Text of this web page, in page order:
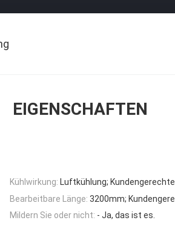
EIGENSCHAFTEN
Kühlwirkung: Luftkühlung;
Bearbeitbare Länge: 3200mm;
Mildern Sie oder nicht: - Ja, das ist es.